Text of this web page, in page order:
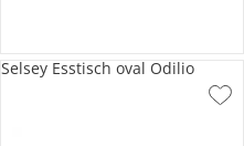
Selsey Esstisch oval Odilio